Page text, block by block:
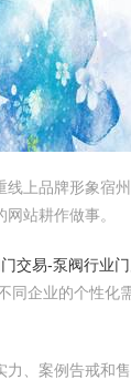
上品牌形象宿
站耕作做事。
交易-泵阀行业
同企业的个性化
、案例告戒和